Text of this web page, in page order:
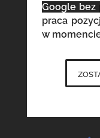
Google bez
praca
w